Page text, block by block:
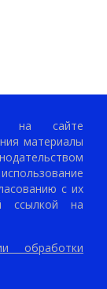
на сайте
материалы
с их
ссылкой на
обработки